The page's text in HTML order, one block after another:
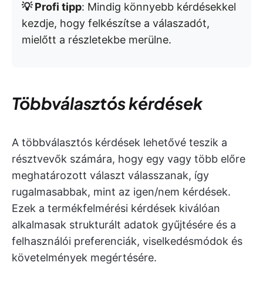
💡 Profi tipp: Mindig könnyebb kérdésekkel
kezdje, hogy felkészítse a válaszadót,
mielőtt a részletekbe merülne.
Többválasztós kérdések
A többválasztós kérdések lehetővé teszik a
résztvevők számára, hogy egy vagy több előre
meghatározott választ válasszanak, így
rugalmasabbak, mint az igen/nem kérdések.
Ezek a termékfelmérési kérdések kiválóan
alkalmasak strukturált adatok gyűjtésére és a
felhasználói preferenciák, viselkedésmódok és
követelmények megértésére.